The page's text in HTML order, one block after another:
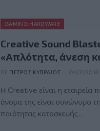
GAMING HARDWARE
Creative Sound
«Απλότητα, άνεση
BY ΠΈΤΡΟΣ ΚΥΠΡΑΊΟΣ 04/11/2016
Η Creative είναι η εταιρεία
όνομα της είναι συνώνυμο
ποιότητας κατασκευής…